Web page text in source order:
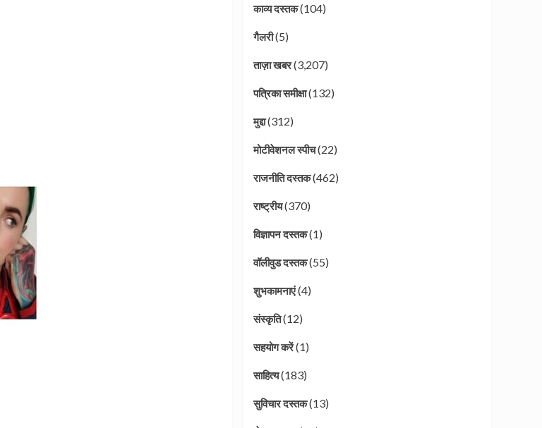
काव्य दस्तक(104)
गैलरी(5)
ताज़ा खबर(3,207)
पत्रिका समीक्षा(132)
मुद्दा(312)
मोटीवेशनल स्पीच(22)
राजनीति दस्तक(462)
राष्ट्रीय(370)
विज्ञापन दस्तक(1)
वॉलीवुड दस्तक(55)
शुभकामनाएं(4)
संस्कृति(12)
सहयोग करें(1)
साहित्य(183)
सुविचार दस्तक(13)